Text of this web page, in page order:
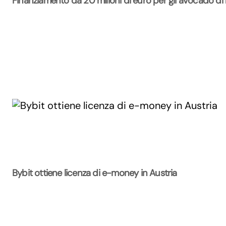
Bybit ottiene licenza di e-money in Austria